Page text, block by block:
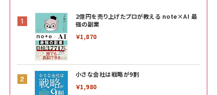
2億円を売り上げたプロが教える note×AI 最
強の副業
￥1,870
小さな会社は戦略が9割
￥1,980